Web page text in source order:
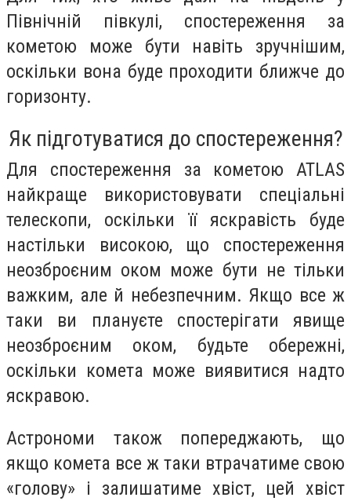
Північній півкулі, спостереження за
кометою може бути навіть зручнішим,
оскільки вона буде проходити ближче до
горизонту.
Як підготуватися до спостереження?
Для спостереження за кометою ATLAS
найкраще використовувати спеціальні
телескопи, оскільки її яскравість буде
настільки високою, що спостереження
неозброєним оком може бути не тільки
важким, але й небезпечним. Якщо все ж
таки ви плануєте спостерігати явище
неозброєним оком, будьте обережні,
оскільки комета може виявитися надто
яскравою.
Астрономи також попереджають, що
якщо комета все ж таки втрачатиме свою
«голову» і залишатиме хвіст, цей хвіст